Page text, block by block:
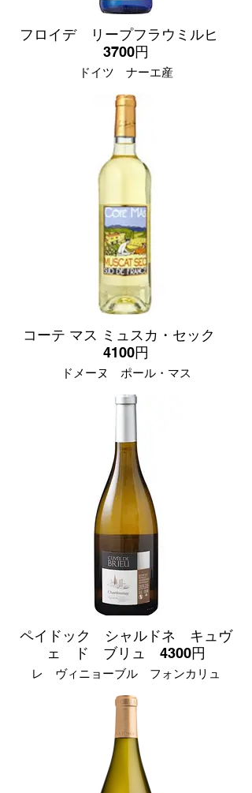
フロイデ リープフラウミルヒ
3700円
ドイツ ナーエ産
ブドウ品種
ミュラートゥルガゥ 50%
シルヴァ－ナ 50%
やや甘口
「リープフラウミルヒ」(聖母の乳)と言う
名のとおり天然の甘味とマイルドな口当
たりが好評のナーエ産ワイン。初めてワ
インを飲まれる方にもお勧めです。
コーテ マス ミュスカ・セック
4100円
ドメーヌ ポール・マス
フランス ラングドッグ＆ルーション産
ブドウ品種
ミュスカ 100%
やや辛口
マスカットやライチなどの華やかな香り
が特徴。乾いた喉と味覚を潤す最高のア
ペリティフです。さっぱりとした味わい
はアフターに爽快感を残し、スパイシー
な料理ともよく合います。
ペイドック シャルドネ キュヴ
ェ ド ブリュ 4300円
レ ヴィニョーブル フォンカリュ
フランス 南西地方産
ブドウ品種
シャルドネ 100%